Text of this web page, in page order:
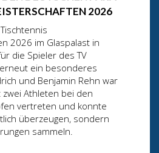
2026
2026 im Glaspalast in
die Spieler des TV
ein besonderes
und Benjamin Rehn war
Athleten bei den
vertreten und konnte
überzeugen, sondern
sammeln.